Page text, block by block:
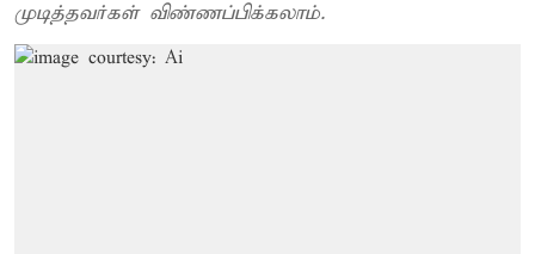
முடித்தவர்கள் விண்ணப்பிக்கலாம்.